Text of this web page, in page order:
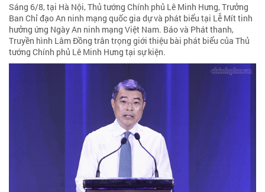
Sáng 6/8, tại Hà Nội, Thủ tướng Chính phủ Lê Minh Hưng, Trưởng
Ban Chỉ đạo An ninh mạng quốc gia dự và phát biểu tại Lễ Mít tinh
hưởng ứng Ngày An ninh mạng Việt Nam. Báo và Phát thanh,
Truyền hình Lâm Đồng trân trọng giới thiệu bài phát biểu của Thủ
tướng Chính phủ Lê Minh Hưng tại sự kiện.